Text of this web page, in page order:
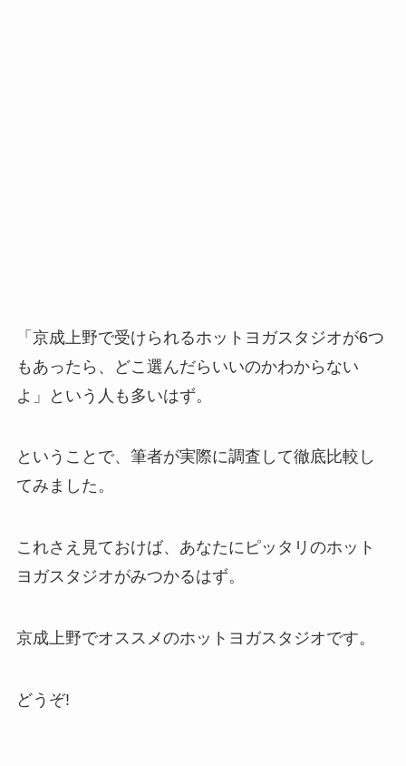
「京成上野で受けられるホットヨガスタジオが6つ
もあったら、どこ選んだらいいのかわからない
よ」という人も多いはず。
ということで、筆者が実際に調査して徹底比較し
てみました。
これさえ見ておけば、あなたにピッタリのホット
ヨガスタジオがみつかるはず。
京成上野でオススメのホットヨガスタジオです。
どうぞ!